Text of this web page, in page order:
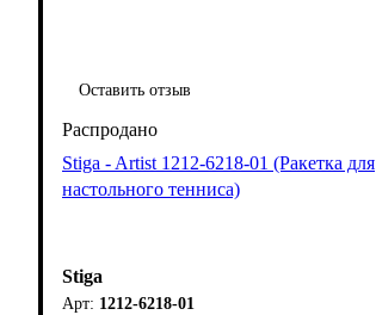
Оставить отзыв
Stiga - Artist 1212-6218-01 (Ракетка для
настольного тенниса)
Stiga
1212-6218-01